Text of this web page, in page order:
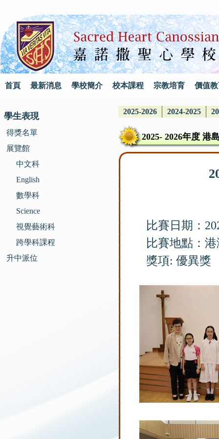
首頁 最新消息 學校簡介 校本課程 宗教培育 價值
學生表現
得獎名單
展覽館
中文科
English
數學科
Science
視覺藝術科
跨學科課程
升中派位
2025-2026 2024-2025
2025- 2026年度 港
比賽日期：
比賽地點：港
獎項: 優異獎